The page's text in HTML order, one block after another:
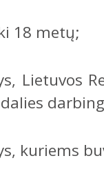
18 metų;
Lietuvos
kuriems